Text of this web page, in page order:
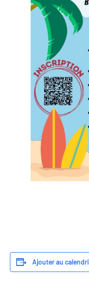
Ajouter au